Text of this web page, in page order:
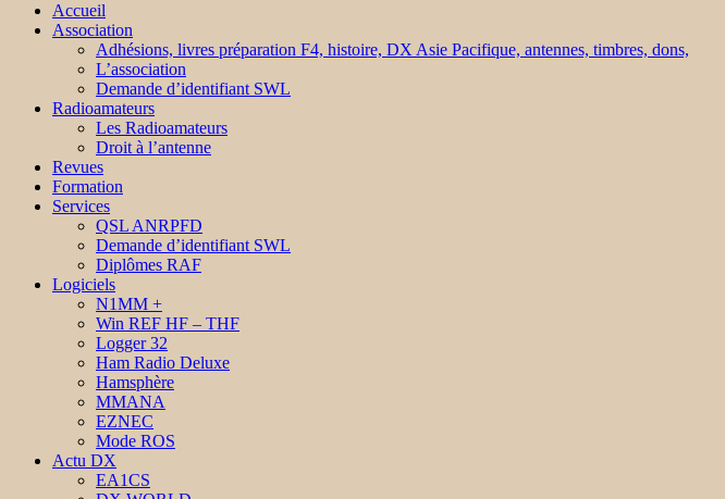
Accueil
Association
Adhésions, livres préparation F4, histoire, DX Asie Pacifique, antennes, timbres, dons,
L’association
Demande d’identifiant SWL
Radioamateurs
Les Radioamateurs
Droit à l’antenne
Revues
Formation
Services
QSL ANRPFD
Demande d’identifiant SWL
Diplômes RAF
Logiciels
N1MM +
Win REF HF – THF
Logger 32
Ham Radio Deluxe
Hamsphère
MMANA
EZNEC
Mode ROS
Actu DX
EA1CS